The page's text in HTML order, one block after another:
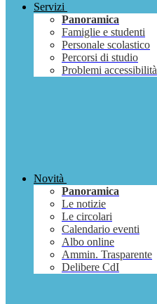
Servizi
Panoramica
Famiglie e studenti
Personale scolastico
Percorsi di studio
Problemi accessibilità
Novità
Panoramica
Le notizie
Le circolari
Calendario eventi
Albo online
Ammin. Trasparente
Delibere CdI